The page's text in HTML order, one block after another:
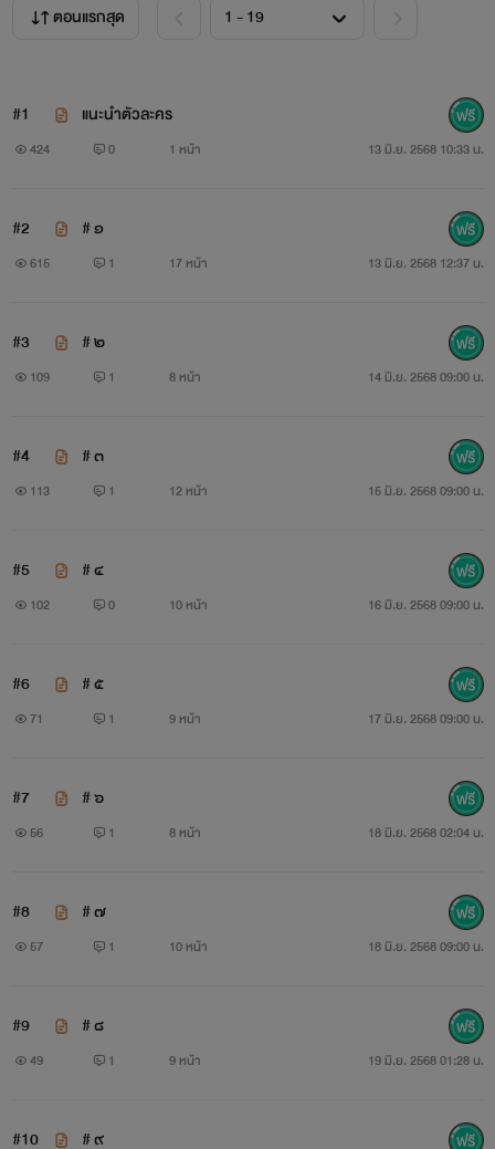
ตอนแรกสุด
#1 แนะนำตัวละคร
424 0 1 หน้า 13 มิ.ย. 2568 10:33 น.
#2 # ๑
615 1 17 หน้า 13 มิ.ย. 2568 12:37 น.
#3 # ๒
109 1 8 หน้า 14 มิ.ย. 2568 09:00 น.
#4 # ๓
113 1 12 หน้า 15 มิ.ย. 2568 09:00 น.
#5 # ๔
102 0 10 หน้า 16 มิ.ย. 2568 09:00 น.
#6 # ๕
71 1 9 หน้า 17 มิ.ย. 2568 09:00 น.
#7 # ๖
56 1 8 หน้า 18 มิ.ย. 2568 02:04 น.
#8 # ๗
57 1 10 หน้า 18 มิ.ย. 2568 09:00 น.
#9 # ๘
49 1 9 หน้า 19 มิ.ย. 2568 01:28 น.
#10 # ๙